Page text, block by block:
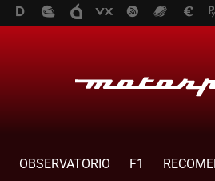
OBSERVATORIO F1